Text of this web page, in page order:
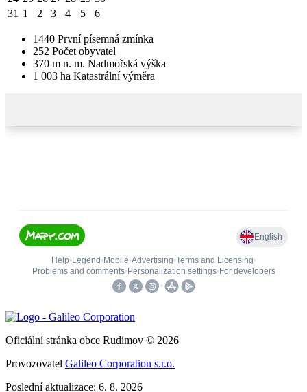
31 1 2 3 4 5 6
1440 První písemná zmínka
252 Počet obyvatel
370 m n. m. Nadmořská výška
1 003 ha Katastrální výměra
Oficiální stránka obce Rudimov © 2026
Provozovatel Galileo Corporation s.r.o.
Poslední aktualizace: 6. 8. 2026